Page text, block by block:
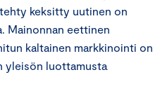
keksitty uutinen on
Mainonnan eettinen
kaltainen markkinointi on
yleisön luottamusta